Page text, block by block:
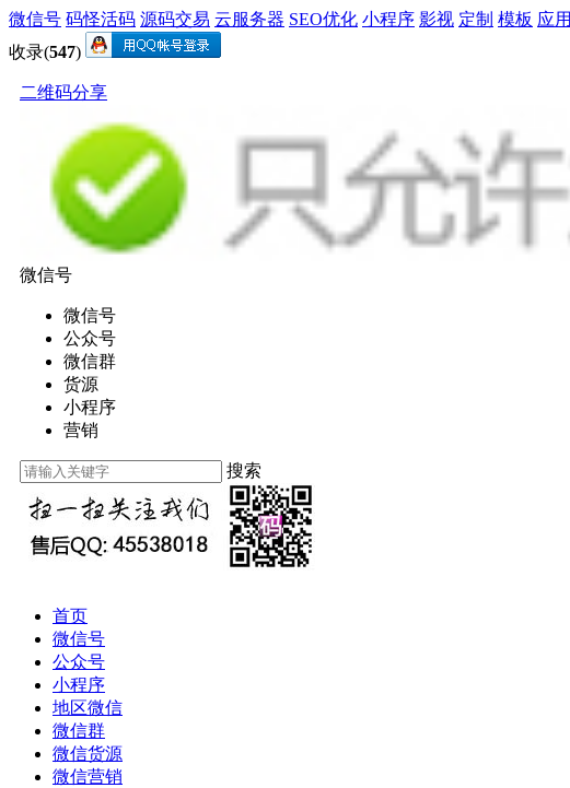
微信号 码怪活码 源码交易 云服务器 SEO优化 小程序 影视 定制 模板 应用
收录(547)
二维码分享
微信号
微信号
公众号
微信群
货源
小程序
营销
搜索
首页
微信号
公众号
小程序
地区微信
微信群
微信货源
微信营销